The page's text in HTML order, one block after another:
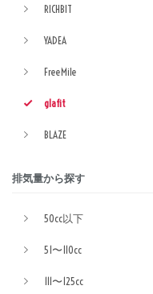
RICHBIT
YADEA
FreeMile
glafit
BLAZE
排気量から探す
50cc以下
51〜110cc
111〜125cc